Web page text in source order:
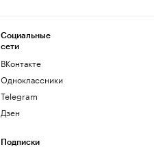
Социальные
сети
ВКонтакте
Одноклассники
Telegram
Дзен
Подписки